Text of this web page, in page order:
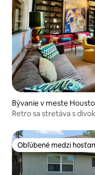
Bývanie v meste
Retro sa stretáva s
Obľúbené medzi
Obľúbené medzi